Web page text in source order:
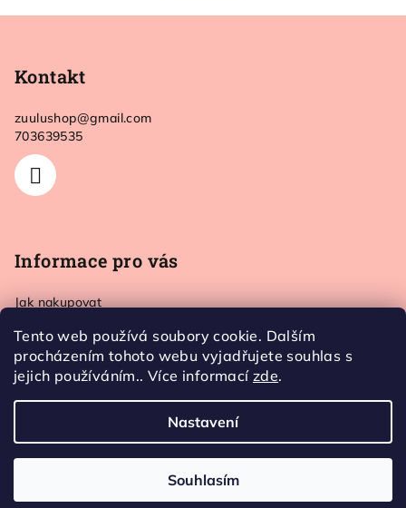
Tento web používá soubory cookie. Dalším
procházením tohoto webu vyjadřujete souhlas s
jejich používáním.. Více informací zde.
Nastavení
Souhlasím
Kontakt
zuulushop@gmail.com
703639535
Informace pro vás
Jak nakupovat
Kontakt
Obchodní podmínky
Vytvořil Shoptet